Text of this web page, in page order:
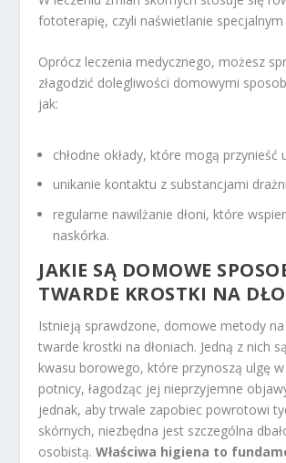
fototerapię, czyli naświetlanie specjalnym
Oprócz leczenia medycznego, możesz
złagodzić dolegliwości domowymi
jak:
chłodne okłady, które mogą przynieść
unikanie kontaktu z substancjami
regularne nawilżanie dłoni, które
naskórka.
JAKIE SĄ DOMOWE
TWARDE KROSTKI NA
Istnieją sprawdzone, domowe metody
twarde krostki na dłoniach. Jedną z nich
kwasu borowego, które przynoszą ulgę
potnicy, łagodząc jej nieprzyjemne
jednak, aby trwale zapobiec powrotowi
skórnych, niezbędna jest szczególna
osobistą.Właściwa higiena to